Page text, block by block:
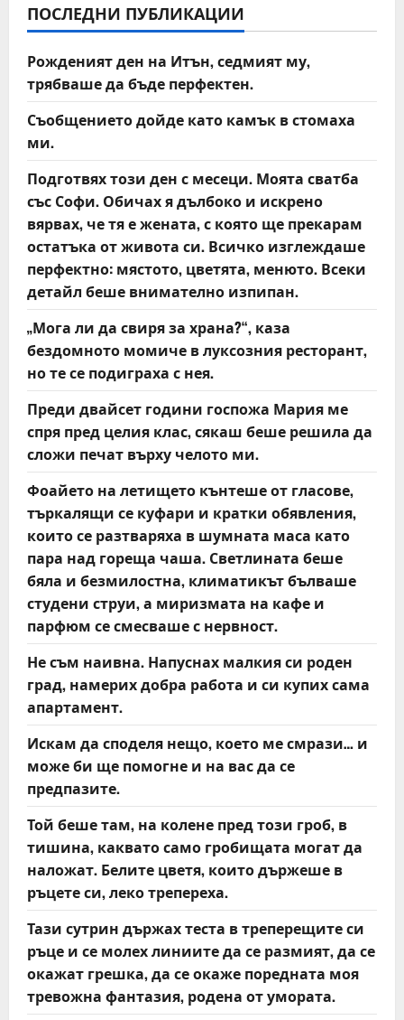
v
i
g
a
t
i
o
n
ПОСЛЕДНИ ПУБЛИКАЦИИ
Рожденият ден на Итън, седмият му,
трябваше да бъде перфектен.
Съобщението дойде като камък в стомаха
ми.
Подготвях този ден с месеци. Моята сватба
със Софи. Обичах я дълбоко и искрено
вярвах, че тя е жената, с която ще прекарам
остатъка от живота си. Всичко изглеждаше
перфектно: мястото, цветята, менюто. Всеки
детайл беше внимателно изпипан.
„Мога ли да свиря за храна?“, каза
бездомното момиче в луксозния ресторант,
но те се подиграха с нея.
Преди двайсет години госпожа Мария ме
спря пред целия клас, сякаш беше решила да
сложи печат върху челото ми.
Фоайето на летището кънтеше от гласове,
търкалящи се куфари и кратки обявления,
които се разтваряха в шумната маса като
пара над гореща чаша. Светлината беше
бяла и безмилостна, климатикът бълваше
студени струи, а миризмата на кафе и
парфюм се смесваше с нервност.
Не съм наивна. Напуснах малкия си роден
град, намерих добра работа и си купих сама
апартамент.
Искам да споделя нещо, което ме смрази… и
може би ще помогне и на вас да се
предпазите.
Той беше там, на колене пред този гроб, в
тишина, каквато само гробищата могат да
наложат. Белите цветя, които държеше в
ръцете си, леко трепереха.
Тази сутрин държах теста в треперещите си
ръце и се молех линиите да се размият, да се
окажат грешка, да се окаже поредната моя
тревожна фантазия, родена от умората.